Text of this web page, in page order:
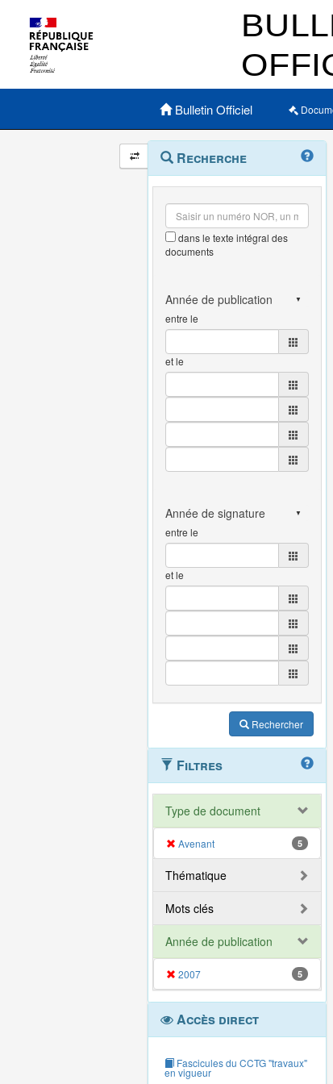
Menu principal
Bulletin Officiel
Navigation
et
outils
annexes
Menu
contextuel
Recherche
dans le texte intégral des
documents
entre le
et le
entre le
et le
Rechercher
Filtres
Type de document
Avenant 5
Thématique
Mots clés
Année de publication
2007 5
Accès direct
Fascicules du CCTG "travaux"
en vigueur